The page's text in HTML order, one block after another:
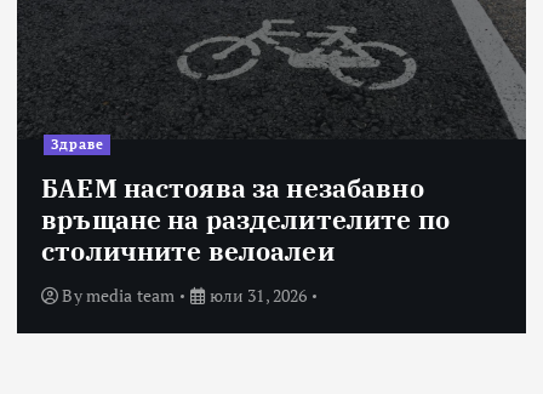
Здраве
БАЕМ настоява за незабавно
връщане на разделителите по
столичните велоалеи
Bymedia team юли 31, 2026